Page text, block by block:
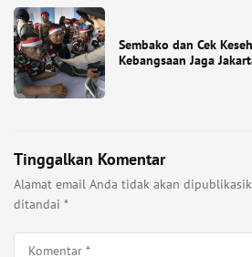
Sembako dan Cek
Kebangsaan Jaga
Tinggalkan Komentar
Alamat email Anda tidak akan
ditandai *